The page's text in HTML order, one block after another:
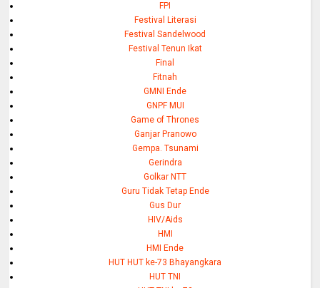
FPI
Festival Literasi
Festival Sandelwood
Festival Tenun Ikat
Final
Fitnah
GMNI Ende
GNPF MUI
Game of Thrones
Ganjar Pranowo
Gempa. Tsunami
Gerindra
Golkar NTT
Guru Tidak Tetap Ende
Gus Dur
HIV/Aids
HMI
HMI Ende
HUT HUT ke-73 Bhayangkara
HUT TNI